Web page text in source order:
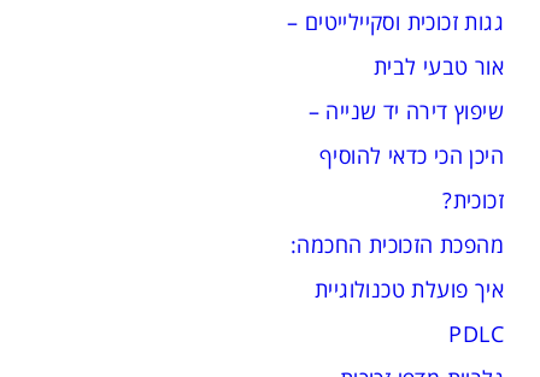
גגות זכוכית וסקיילייטים –
אור טבעי לבית
שיפוץ דירה יד שנייה –
היכן הכי כדאי להוסיף
זכוכית?
מהפכת הזכוכית החכמה:
איך פועלת טכנולוגיית
PDLC